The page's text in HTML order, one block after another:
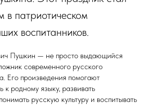
в патриотическом
воспитанников.
Пушкин — не просто выдающийся
современного русского
Его произведения помогают
к родному языку, развивать
русскую культуру и воспитывать